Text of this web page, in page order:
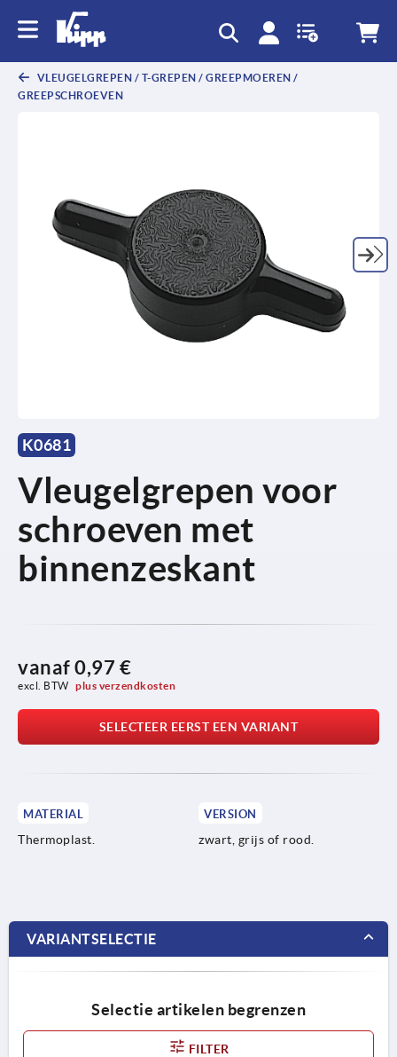
VLEUGELGREPEN / T-GREPEN / GREEPMOEREN /
GREEPSCHROEVEN
K0681
Vleugelgrepen voor
schroeven met
binnenzeskant
vanaf 0,97 €
excl. BTW plus verzendkosten
SELECTEER EERST EEN VARIANT
MATERIAL
Thermoplast.
VERSION
zwart, grijs of rood.
VARIANTSELECTIE
Selectie artikelen begrenzen
FILTER